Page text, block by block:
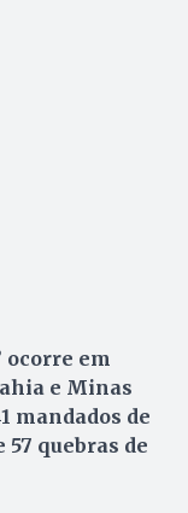
ocorre em
e Minas
mandados de
57 quebras de